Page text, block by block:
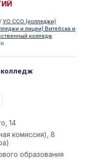
/ УО ССО (колледжи)
и лицеи) Витебска и
колледж
колледж
14
комиссия), 8
образования